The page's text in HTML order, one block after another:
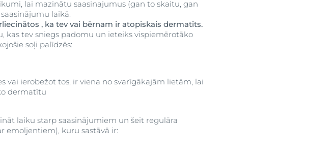
lai mazinātu saasinajumus (gan to skaitu, gan
laikā.
, ka tev vai bērnam ir atopiskais dermatīts.
kas tev sniegs padomu un ieteiks vispiemērotāko
soļi palīdzēs:
ierobežot tos, ir viena no svarīgākajām lietām, lai
dermatītu
laiku starp saasinājumiem un šeit regulāra
emoljentiem), kuru sastāvā ir: